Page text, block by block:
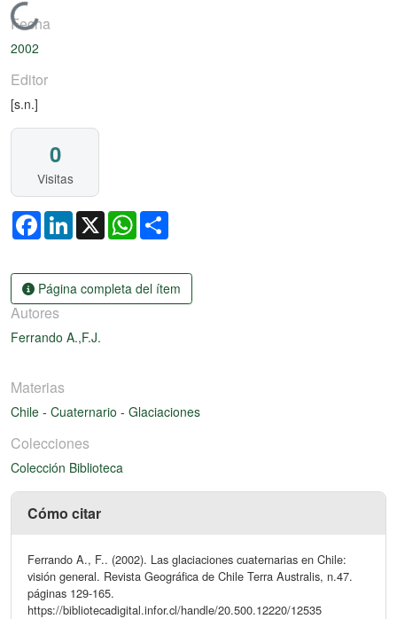
Cargando...
Fecha
2002
Editor
[s.n.]
0
Visitas
FacebookLinkedIn
X WhatsApp
Página completa del ítem
Autores
Ferrando A.,F.J.
Materias
Chile - Cuaternario - Glaciaciones
Colecciones
Colección Biblioteca
Cómo citar
Ferrando A., F.. (2002). Las glaciaciones cuaternarias en Chile:
visión general. Revista Geográfica de Chile Terra Australis, n.47.
páginas 129-165.
https://bibliotecadigital.infor.cl/handle/20.500.12220/12535